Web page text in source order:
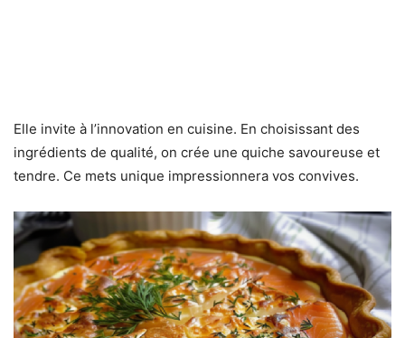
Elle invite à l’innovation en cuisine. En choisissant des
ingrédients de qualité, on crée une quiche savoureuse et
tendre. Ce mets unique impressionnera vos convives.